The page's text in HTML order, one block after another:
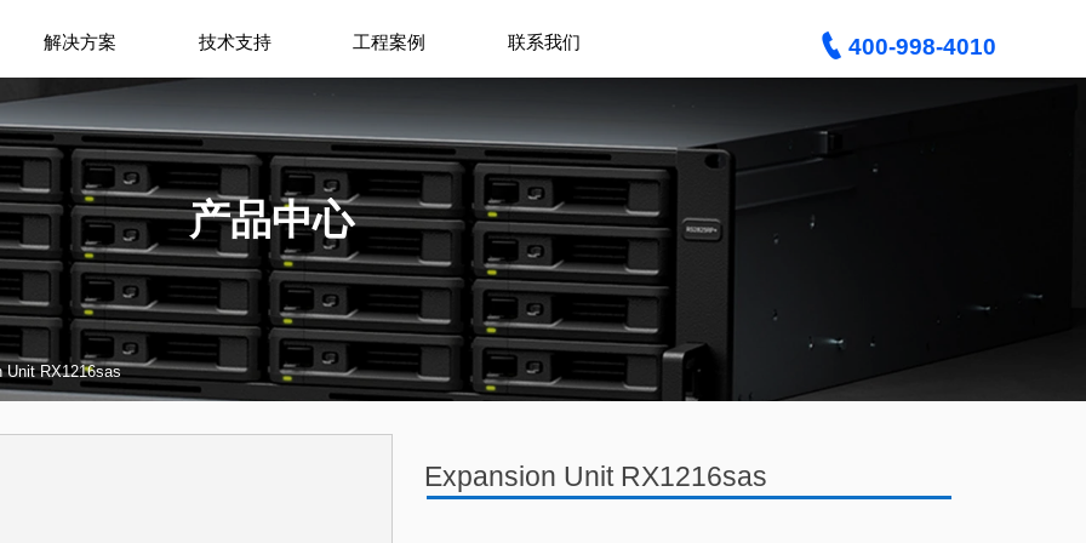
解决方案 技术支持 工程案例 联系我们  400-998-4010
产品中心
Unit RX1216sas
Expansion Unit RX1216sas